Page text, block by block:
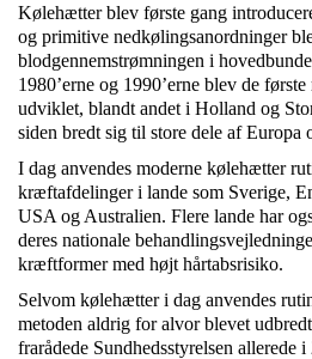
Kølehætter blev første gang
og primitive nedkølingsanordninger
blodgennemstrømningen i
1980’erne og 1990’erne blev de
udviklet, blandt andet i Holland og
siden bredt sig til store dele af Europa
I dag anvendes moderne kølehætter
kræftafdelinger i lande som Sverige,
USA og Australien. Flere lande har
deres nationale
kræftformer med højt hårtabsrisiko.
Selvom kølehætter i dag anvendes
metoden aldrig for alvor blevet
frarådede Sundhedsstyrelsen allerede